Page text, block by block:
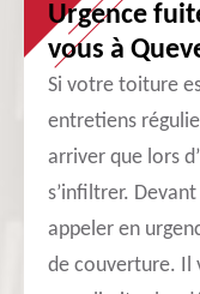
Urgence
vous à
Si votre toiture
entretiens
arriver que lors
s’infiltrer.
appeler en
de couverture. Il